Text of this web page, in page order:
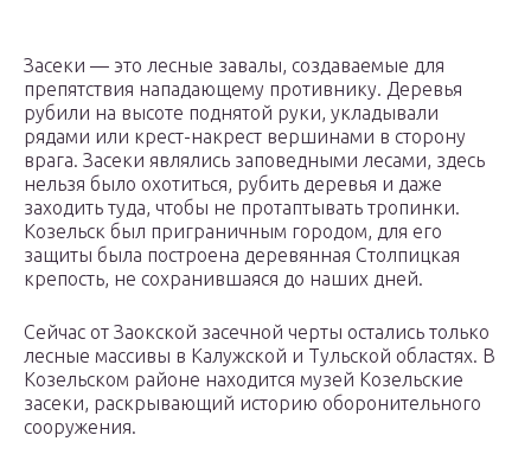
Засеки — это лесные завалы, создаваемые для
препятствия нападающему противнику. Деревья
рубили на высоте поднятой руки, укладывали
рядами или крест-накрест вершинами в сторону
врага. Засеки являлись заповедными лесами, здесь
нельзя было охотиться, рубить деревья и даже
заходить туда, чтобы не протаптывать тропинки.
Козельск был приграничным городом, для его
защиты была построена деревянная Столпицкая
крепость, не сохранившаяся до наших дней.
Сейчас от Заокской засечной черты остались только
лесные массивы в Калужской и Тульской областях. В
Козельском районе находится музей Козельские
засеки, раскрывающий историю оборонительного
сооружения.